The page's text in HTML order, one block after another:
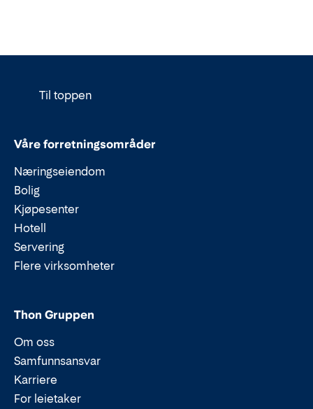
Til toppen
Våre forretningsområder
Næringseiendom
Bolig
Kjøpesenter
Hotell
Servering
Flere virksomheter
Thon Gruppen
Om oss
Samfunnsansvar
Karriere
For leietaker